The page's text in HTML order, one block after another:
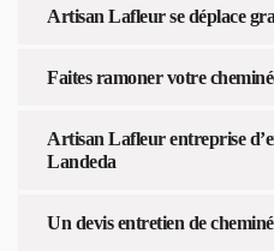
Artisan Lafleur se déplace
Faites ramoner votre
Artisan Lafleur entreprise
Landeda
Un devis entretien de